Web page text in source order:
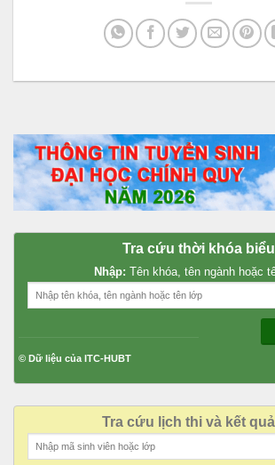
Tra cứu thời khóa biểu
Nhập: Tên khóa, tên ngành hoặc
© Dữ liệu của ITC-HUBT
Tra cứu lịch thi và kết